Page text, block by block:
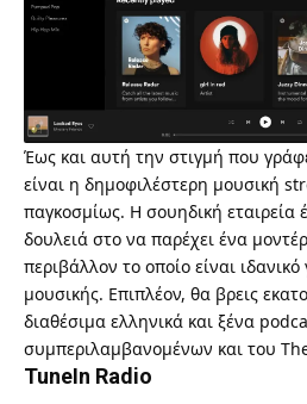
Έως και αυτή την στιγμή που
είναι η δημοφιλέστερη μουσική
παγκοσμίως. Η σουηδική εταιρεία
δουλειά στο να παρέχει ένα
περιβάλλον το οποίο είναι
μουσικής. Επιπλέον, θα βρεις
διαθέσιμα ελληνικά και ξένα
συμπεριλαμβανομένων και του
TuneIn Radio